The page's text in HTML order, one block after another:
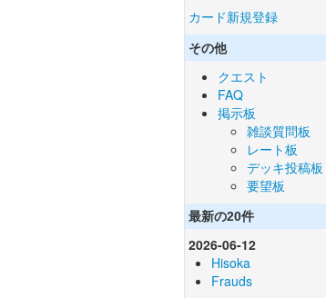
カード新規登録
その他
クエスト
FAQ
掲示板
雑談質問板
レート板
デッキ投稿板
要望板
最新の20件
2026-06-12
Hisoka
Frauds